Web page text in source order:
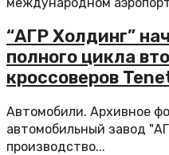
“АГР Холдинг”
полного цикла
кроссоверов
Автомобили. Архивное
автомобильный завод
производство...